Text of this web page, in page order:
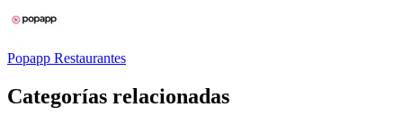
Popapp Restaurantes
Categorías relacionadas